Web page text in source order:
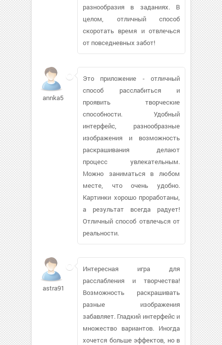
разнообразия в заданиях. В
целом, отличный способ
скоротать время и отвлечься
от повседневных забот!
annka56944
Это приложение - отличный
способ расслабиться и
проявить творческие
способности. Удобный
интерфейс, разнообразные
изображения и возможность
раскрашивания делают
процесс увлекательным.
Можно заниматься в любом
месте, что очень удобно.
Картинки хорошо проработаны,
а результат всегда радует!
Отличный способ отвлечься от
реальности.
astra91940
Интересная игра для
расслабления и творчества!
Возможность раскрашивать
разные изображения
забавляет. Гладкий интерфейс и
множество вариантов. Иногда
хочется больше эффектов, но в